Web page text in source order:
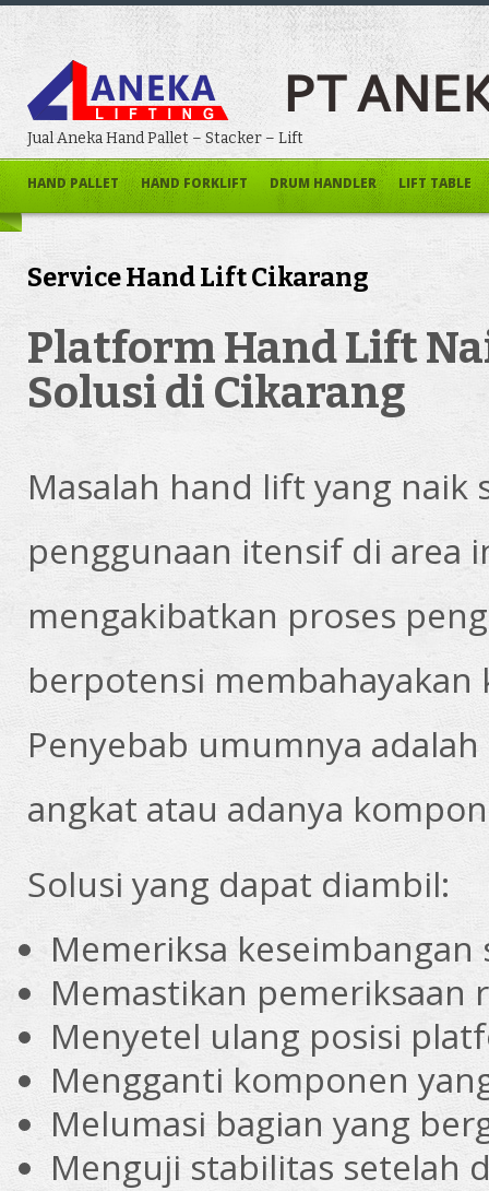
Jual Aneka Hand Pallet – Stacker – Lift
HAND PALLET HAND FORKLIFT DRUM HANDLER LIFT TABLE
Service Hand Lift Cikarang
Platform Hand Lift
Solusi di Cikarang
Masalah hand lift yang
penggunaan itensif di area
mengakibatkan proses
berpotensi
Penyebab umumnya
angkat atau adanya
Solusi yang dapat diambil:
Memeriksa keseimbangan
Memastikan pemeriksaan
Menyetel ulang posisi
Mengganti komponen
Melumasi bagian yang
Menguji stabilitas setelah